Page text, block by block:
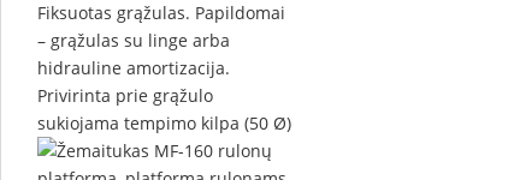
Fiksuotas grąžulas. Papildomai
– grąžulas su linge arba
hidrauline amortizacija.
Privirinta prie grąžulo
sukiojama tempimo kilpa (50 Ø)